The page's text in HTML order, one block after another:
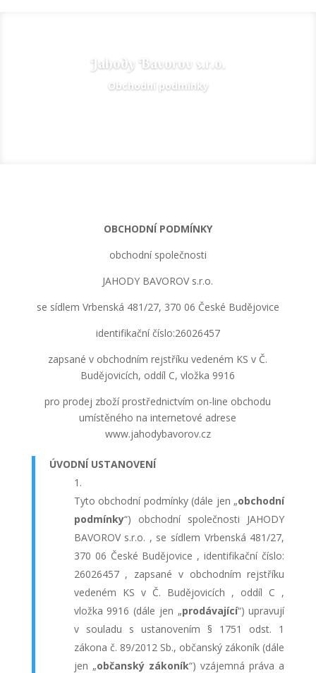
Jahody Bavorov s.r.o.
Obchodní podmínky
OBCHODNÍ PODMÍNKY
obchodní společnosti
JAHODY BAVOROV s.r.o.
se sídlem Vrbenská 481/27, 370 06 České Budějovice
identifikační číslo:26026457
zapsané v obchodním rejstříku vedeném KS v Č.
Budějovicích, oddíl C, vložka 9916
pro prodej zboží prostřednictvím on-line obchodu
umístěného na internetové adrese
www.jahodybavorov.cz
ÚVODNÍ USTANOVENÍ
Tyto obchodní podmínky (dále jen „obchodní
podmínky“) obchodní společnosti JAHODY
BAVOROV s.r.o. , se sídlem Vrbenská 481/27,
370 06 České Budějovice , identifikační číslo:
26026457 , zapsané v obchodním rejstříku
vedeném KS v Č. Budějovicích , oddíl C ,
vložka 9916 (dále jen „prodávající“) upravují
v souladu s ustanovením § 1751 odst. 1
zákona č. 89/2012 Sb., občanský zákoník (dále
jen „občanský zákoník“) vzájemná práva a